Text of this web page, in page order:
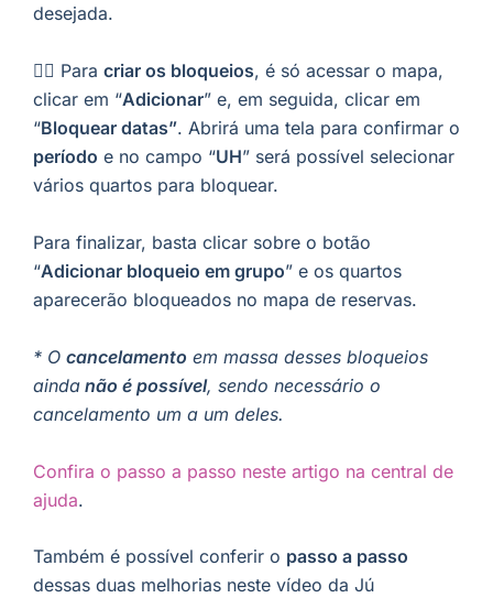
desejada.
👉🏼 Para criar os bloqueios, é só acessar o mapa,
clicar em “Adicionar” e, em seguida, clicar em
“Bloquear datas”. Abrirá uma tela para confirmar o
período e no campo “UH” será possível selecionar
vários quartos para bloquear.
Para finalizar, basta clicar sobre o botão
“Adicionar bloqueio em grupo” e os quartos
aparecerão bloqueados no mapa de reservas.
* O cancelamento em massa desses bloqueios
ainda não é possível, sendo necessário o
cancelamento um a um deles.
Confira o passo a passo neste artigo na central de
ajuda.
Também é possível conferir o passo a passo
dessas duas melhorias neste vídeo da Jú